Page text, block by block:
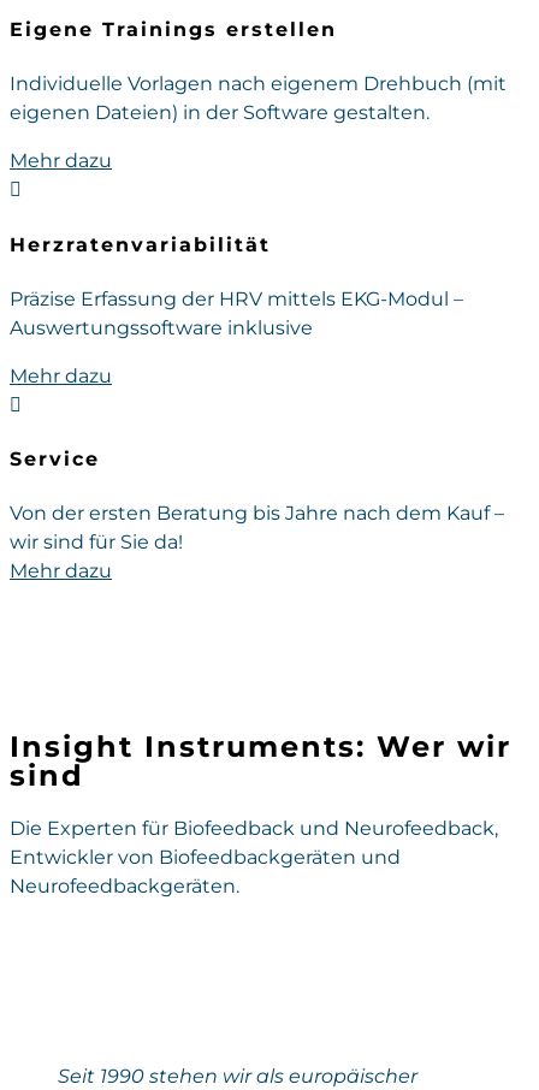
Eigene Trainings erstellen
Individuelle Vorlagen nach eigenem Drehbuch (mit
eigenen Dateien) in der Software gestalten.
Mehr dazu

Herzratenvariabilität
Präzise Erfassung der HRV mittels EKG-Modul –
Auswertungssoftware inklusive
Mehr dazu

Service
Von der ersten Beratung bis Jahre nach dem Kauf –
wir sind für Sie da!
Mehr dazu
Insight Instruments: Wer wir
sind
Die Experten für Biofeedback und Neurofeedback,
Entwickler von Biofeedbackgeräten und
Neurofeedbackgeräten.
Seit 1990 stehen wir als europäischer